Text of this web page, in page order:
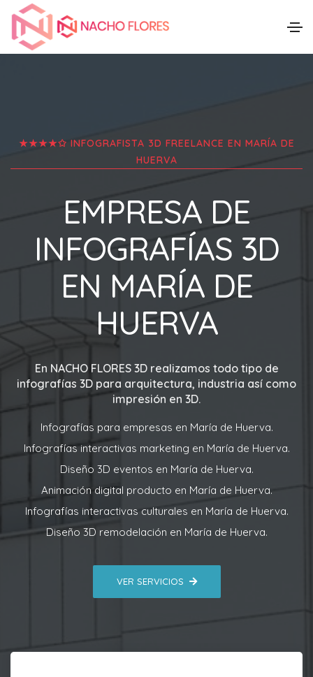
★★★★✩ INFOGRAFISTA 3D FREELANCE EN MARÍA DE
HUERVA
EMPRESA DE
INFOGRAFÍAS 3D
EN MARÍA DE
HUERVA
En NACHO FLORES 3Drealizamos todo tipo de
infografías 3D para arquitectura, industria así como
impresión en 3D.
Infografías para empresas en María de Huerva.
Infografías interactivas marketing en María de Huerva.
Diseño 3D eventos en María de Huerva.
Animación digital producto en María de Huerva.
Infografías interactivas culturales en María de Huerva.
Diseño 3D remodelación en María de Huerva.
VER SERVICIOS